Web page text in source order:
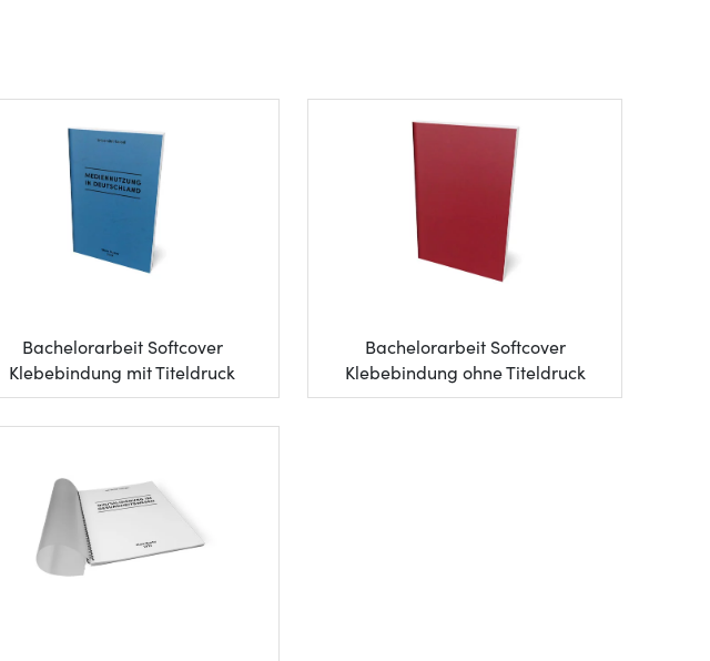
Bachelorarbeit Softcover
Klebebindung mit Titeldruck
Bachelorarbeit Softcover
Klebebindung ohne Titeldruck